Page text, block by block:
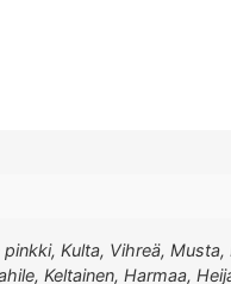
Kulta, Vihreä,
Keltainen, Harmaa,